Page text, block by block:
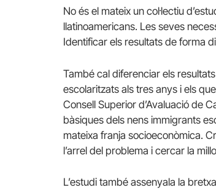
No és el mateix un col·lectiu
llatinoamericans. Les seves
Identificar els resultats de forma
També cal diferenciar els
escolaritzats als tres anys i els
Consell Superior d’Avaluació de
bàsiques dels nens immigrants
mateixa franja socioeconòmica.
l’arrel del problema i cercar la
L’estudi també assenyala la